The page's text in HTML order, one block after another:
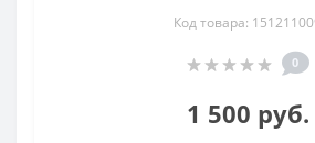
Код товара:
0
1 500 руб.